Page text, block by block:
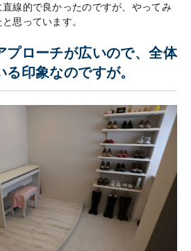
線的で良かったのですが、やってみ
思っています。
プローチが広いので、全体
印象なのですが。